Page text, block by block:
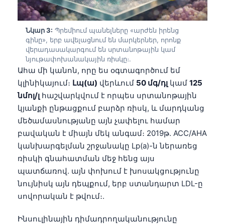
Նկար 3: Պրեմիում պանելները «արժեն իրենց
գինը», երբ ավելացնում են մարկերներ, որոնք
վերադասակարգում են սրտանոթային կամ
նյութափոխանակային ռիսկը։.
Ահա մի կանոն, որը ես օգտագործում եմ
կլինիկայում։ Լպ(ա) վերևում 50 մգ/դլ կամ 125
նմոլ/լ հաշվարկվում է որպես սրտանոթային
կյանքի ընթացքում բարձր ռիսկ, և մարդկանց
մեծամասնությանը այն չափելու համար
բավական է միայն մեկ անգամ։ 2019թ. ACC/AHA
կանխարգելման շրջանակը Lp(a)-ն ներառեց
ռիսկի գնահատման մեջ հենց այս
պատճառով. այն փոխում է խոսակցությունը
նույնիսկ այն դեպքում, երբ ստանդարտ LDL-ը
սովորական է թվում։.
Ինսուլինային դիմադրողականությունը